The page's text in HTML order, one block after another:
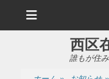
ュ
西区
誰もが住